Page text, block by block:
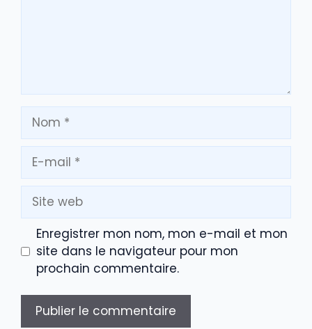
Nom
mail
Site
web
Enregistrer mon nom, mon e-mail et mon
site dans le navigateur pour mon
prochain commentaire.